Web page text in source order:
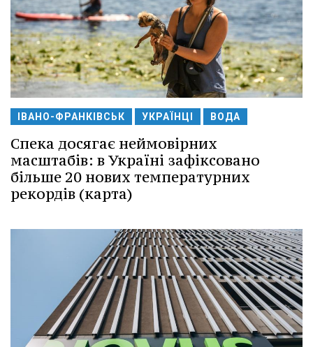
ІВАНО-ФРАНКІВСЬК УКРАЇНЦІ ВОДА
Спека досягає неймовірних
масштабів: в Україні зафіксовано
більше 20 нових температурних
рекордів (карта)